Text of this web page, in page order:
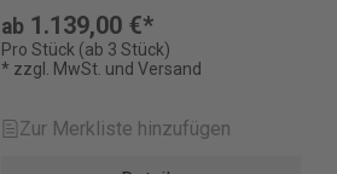
entwickelt wurde.
ab 1.139,00 €*
Pro Stück (ab 3 Stück)
* zzgl. MwSt. und Versand
Zur Merkliste hinzufügen